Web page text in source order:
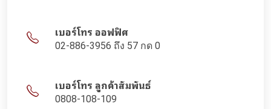
เบอร์โทร ออฟฟิศ
02-886-3956 ถึง 57 กด 0
เบอร์โทร ลูกค้าสัมพันธ์
0808-108-109